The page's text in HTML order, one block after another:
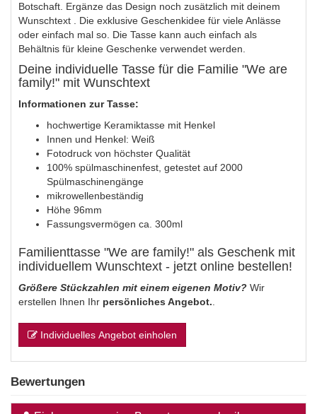
Botschaft. Ergänze das Design noch zusätzlich mit deinem
Wunschtext . Die exklusive Geschenkidee für viele Anlässe
oder einfach mal so. Die Tasse kann auch einfach als
Behältnis für kleine Geschenke verwendet werden.
Deine individuelle Tasse für die Familie "We are
family!" mit Wunschtext
Informationen zur Tasse:
hochwertige Keramiktasse mit Henkel
Innen und Henkel: Weiß
Fotodruck von höchster Qualität
100% spülmaschinenfest, getestet auf 2000
Spülmaschinengänge
mikrowellenbeständig
Höhe 96mm
Fassungsvermögen ca. 300ml
Familienttasse "We are family!" als Geschenk mit
individuellem Wunschtext - jetzt online bestellen!
Größere Stückzahlen mit einem eigenen Motiv? Wir
erstellen Ihnen Ihr persönliches Angebot.
Individuelles Angebot einholen
Bewertungen